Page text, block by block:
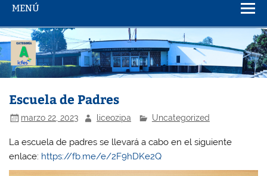
MENÚ
Escuela de Padres
marzo 22, 2023 liceozipa Uncategorized
La escuela de padres se llevará a cabo en el siguiente
enlace: https://fb.me/e/2F9hDKe2Q